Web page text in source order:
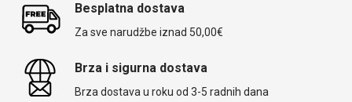
Besplatna dostava
Za sve narudžbe iznad 50,00€
Brza i sigurna dostava
Brza dostava u roku od 3-5 radnih dana